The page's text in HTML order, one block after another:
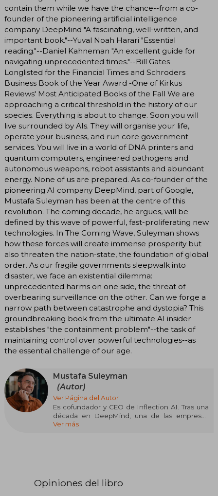
contain them while we have the chance--from a co-
founder of the pioneering artificial intelligence
company DeepMind "A fascinating, well-written, and
important book."--Yuval Noah Harari "Essential
reading."--Daniel Kahneman "An excellent guide for
navigating unprecedented times."--Bill Gates
Longlisted for the Financial Times and Schroders
Business Book of the Year Award -One of Kirkus
Reviews' Most Anticipated Books of the Fall We are
approaching a critical threshold in the history of our
species. Everything is about to change. Soon you will
live surrounded by AIs. They will organise your life,
operate your business, and run core government
services. You will live in a world of DNA printers and
quantum computers, engineered pathogens and
autonomous weapons, robot assistants and abundant
energy. None of us are prepared. As co-founder of the
pioneering AI company DeepMind, part of Google,
Mustafa Suleyman has been at the centre of this
revolution. The coming decade, he argues, will be
defined by this wave of powerful, fast-proliferating new
technologies. In The Coming Wave, Suleyman shows
how these forces will create immense prosperity but
also threaten the nation-state, the foundation of global
order. As our fragile governments sleepwalk into
disaster, we face an existential dilemma:
unprecedented harms on one side, the threat of
overbearing surveillance on the other. Can we forge a
narrow path between catastrophe and dystopia? This
groundbreaking book from the ultimate AI insider
establishes "the containment problem"--the task of
maintaining control over powerful technologies--as
the essential challenge of our age.
Mustafa Suleyman
(Autor)
Ver Página del Autor
Es cofundador y CEO de Inflection AI. Tras una
década en DeepMind, una de las empresas
punteras en inteligencia artificial a escala
Inflection AI junto a Reid Hoffman y Karén
Ver más
Opiniones del libro